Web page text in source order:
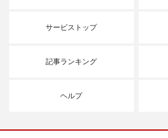
サービストップ
記事ランキング
ヘルプ